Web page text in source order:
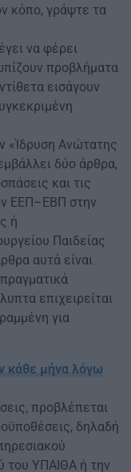
κόπο, γράψτε τα
να φέρει
προβλήματα
εισάγουν
«Ίδρυση Ανώτατης
δύο άρθρα,
και τις
ΕΕΠ–ΕΒΠ στην
ή
Παιδείας
αυτά είναι
επιχειρείται
για
κάθε μήνα λόγω
προβλέπεται
δηλαδή
του ΥΠΑΙΘΑ ή την